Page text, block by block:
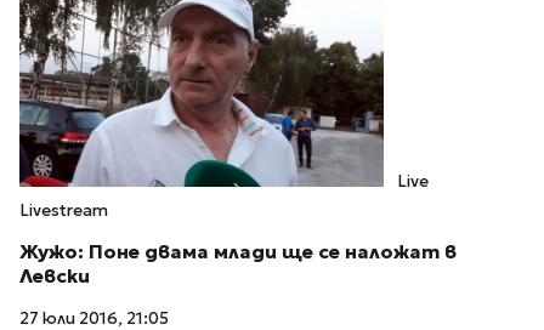
Live
Livestream
Жужо: Поне двама млади ще се наложат в
Левски
27 юли 2016, 21:05